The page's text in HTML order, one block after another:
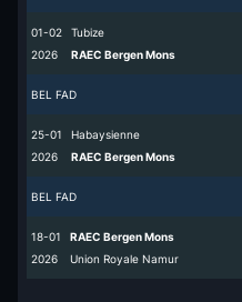
01-02
2026
Tubize
RAEC Bergen Mons
BEL FAD
25-01
2026
Habaysienne
RAEC Bergen Mons
BEL FAD
18-01
2026
RAEC Bergen Mons
Union Royale Namur